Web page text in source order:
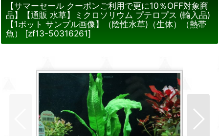
【サマーセール クーポンご利用で更に10％OFF対象商
品】【通販 水草】ミクロソリウム プテロプス (輸入品)
【1ポット サンプル画像】（陰性水草)（生体）（熱帯
魚）
[zf13-50316261]